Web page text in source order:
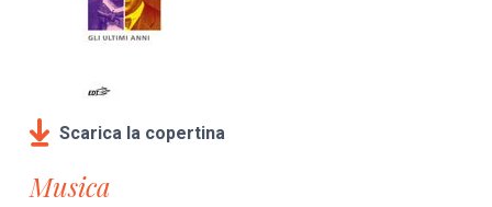
Scarica la copertina
Musica